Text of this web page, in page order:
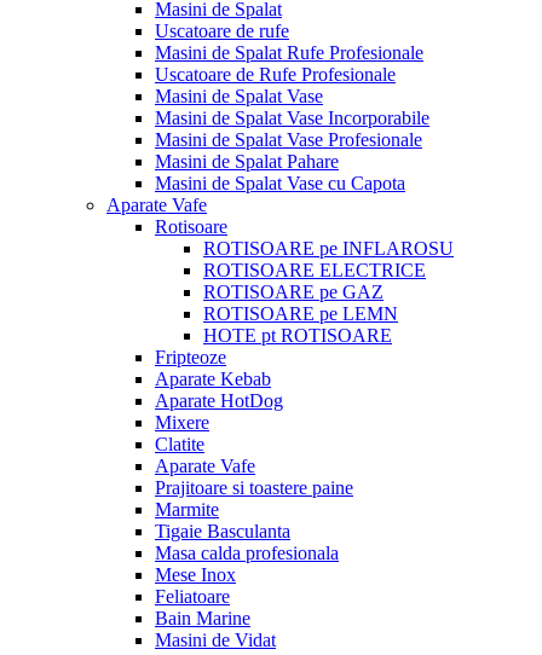
Masini de Spalat
Uscatoare de rufe
Masini de Spalat Rufe Profesionale
Uscatoare de Rufe Profesionale
Masini de Spalat Vase
Masini de Spalat Vase Incorporabile
Masini de Spalat Vase Profesionale
Masini de Spalat Pahare
Masini de Spalat Vase cu Capota
Aparate Vafe
Rotisoare
ROTISOARE pe INFLAROSU
ROTISOARE ELECTRICE
ROTISOARE pe GAZ
ROTISOARE pe LEMN
HOTE pt ROTISOARE
Fripteoze
Aparate Kebab
Aparate HotDog
Mixere
Clatite
Aparate Vafe
Prajitoare si toastere paine
Marmite
Tigaie Basculanta
Masa calda profesionala
Mese Inox
Feliatoare
Bain Marine
Masini de Vidat